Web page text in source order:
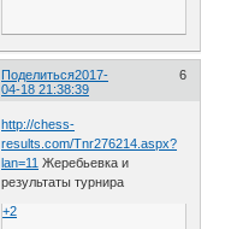
Поделиться 6
2017-
04-18 21:38:39
http://chess-
results.com/Tnr276214.aspx?
lan=11 Жеребьевка и
результаты турнира
+2